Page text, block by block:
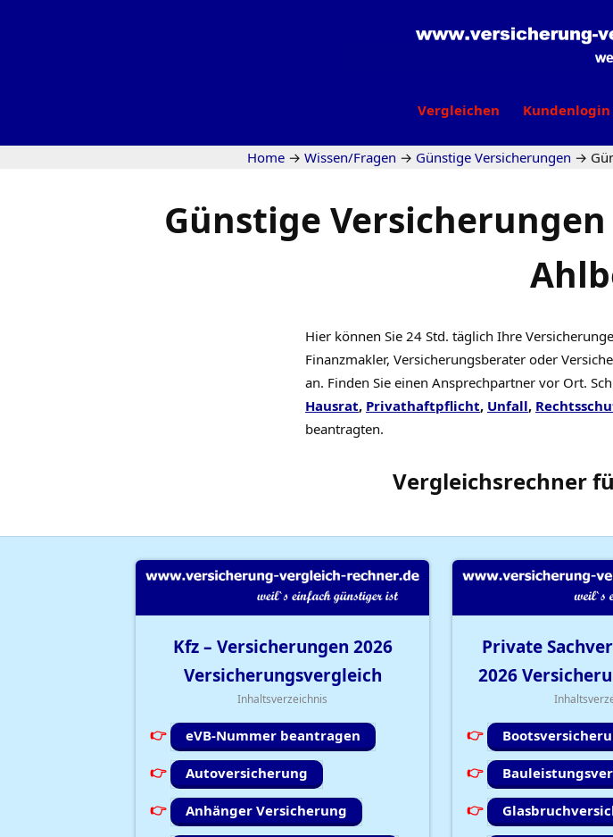
Vergleichen
Home → Wissen/Fragen → Günstige Versicherungen →
Günstige
Hier können Sie 24 Std. täglich Ihre
Finanzmakler, Versicherungsberater oder
an. Finden Sie einen Ansprechpartner vor Ort.
Hausrat, Privathaftpflicht, Unfall,
beantragten.
Vergleichsrechner
Kfz – Versicherungen 2026
Versicherungsvergleich
Inhaltsverzeichnis
eVB-Nummer beantragen
Autoversicherung
Anhänger Versicherung
Private
2026